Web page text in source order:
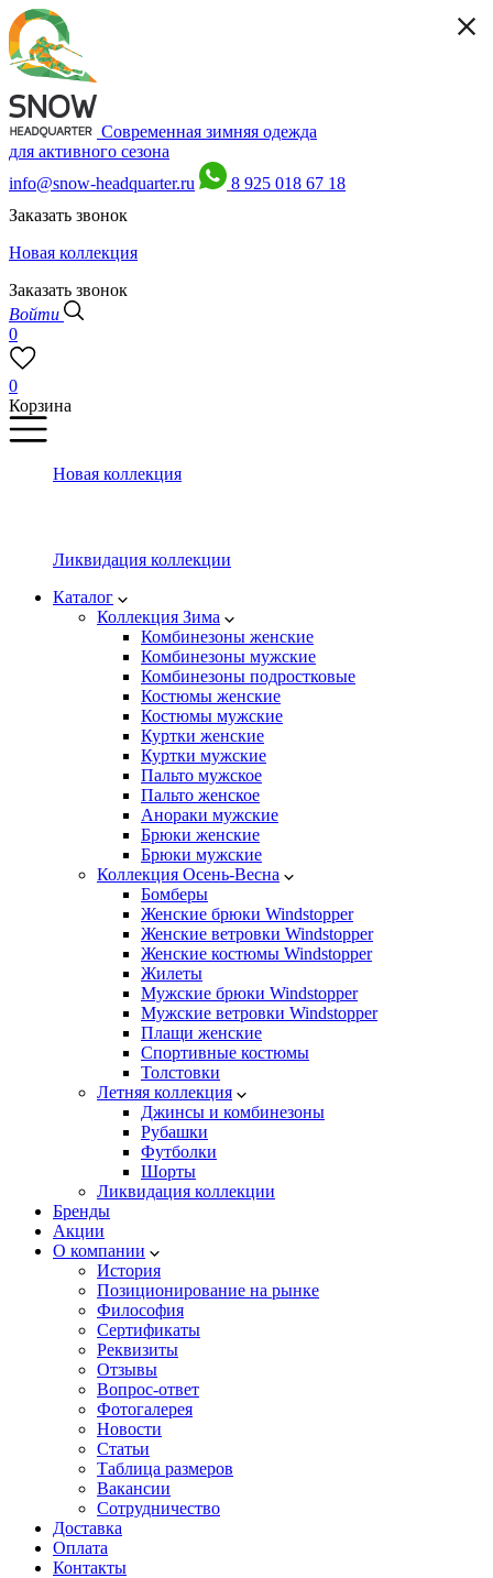
Современная зимняя одежда
для активного сезона
info@snow-headquarter.ru
8 925 018 67 18
Заказать звонок
Новая коллекция
Заказать звонок
Войти
0
0
Корзина
Новая коллекция
Ликвидация коллекции
Каталог
Коллекция Зима
Комбинезоны женские
Комбинезоны мужские
Комбинезоны подростковые
Костюмы женские
Костюмы мужские
Куртки женские
Куртки мужские
Пальто мужское
Пальто женское
Анораки мужские
Брюки женские
Брюки мужские
Коллекция Осень-Весна
Бомберы
Женские брюки Windstopper
Женские ветровки Windstopper
Женские костюмы Windstopper
Жилеты
Мужские брюки Windstopper
Мужские ветровки Windstopper
Плащи женские
Спортивные костюмы
Толстовки
Летняя коллекция
Джинсы и комбинезоны
Рубашки
Футболки
Шорты
Ликвидация коллекции
Бренды
Акции
О компании
История
Позиционирование на рынке
Философия
Сертификаты
Реквизиты
Отзывы
Вопрос-ответ
Фотогалерея
Новости
Статьи
Таблица размеров
Вакансии
Сотрудничество
Доставка
Оплата
Контакты